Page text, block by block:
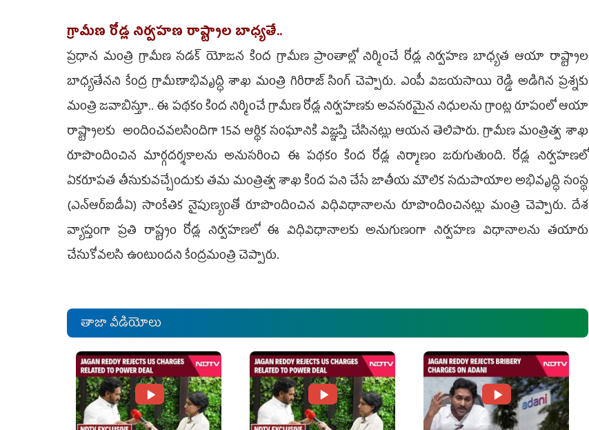
గ్రామీణ రోడ్ల నిర్వహణ రాష్ట్రాల బాధ్యతే..
ప్రధాన మంత్రి గ్రామీణ సడక్‌ యోజన కింద గ్రామీణ ప్రాంతాల్లో నిర్మించే రోడ్ల నిర్వహణ బాధ్యత ఆయా రాష్ట్రాల
బాధ్యతేనని కేంద్ర గ్రామీణాభివృద్ధి శాఖ మంత్రి గిరిరాజ్‌ సింగ్‌ చెప్పారు. ఎంపీ విజయసాయి రెడ్డి అడిగిన ప్రశ్నకు
మంత్రి జవాబిస్తూ.. ఈ పథకం కింద నిర్మించే గ్రామీణ రోడ్ల నిర్వహణకు అవసరమైన నిధులను గ్రాంట్ల రూపంలో ఆయా
రాష్ట్రాలకు అందించవలసిందిగా 15వ ఆర్థిక సంఘానికి విజ్ఞప్తి చేసినట్లు ఆయన తెలిపారు. గ్రామీణ మంత్రిత్వ శాఖ
రూపొందించిన మార్గదర్శకాలను అనుసరించి ఈ పథకం కింద రోడ్ల నిర్మాణం జరుగుతుంది. రోడ్ల నిర్వహణలో
ఏకరూపత తీసుకువచ్చేందుకు తమ మంత్రిత్వ శాఖ కింద పని చేసే జాతీయ మౌలిక సదుపాయాల అభివృద్ధి సంస్థ
(ఎన్‌ఆర్‌ఐడీఏ) సాంకేతిక నైపుణ్యంతో రూపొందించిన విధివిధానాలను రూపొందించినట్లు మంత్రి చెప్పారు. దేశ
వ్యాప్తంగా ప్రతి రాష్ట్రం రోడ్ల నిర్వహణలో ఈ విధివిధానాలకు అనుగుణంగా నిర్వహణ విధానాలను తయారు
చేసుకోవలసి ఉంటుందని కేంద్ర‌మంత్రి చెప్పారు.
తాజా వీడియోలు